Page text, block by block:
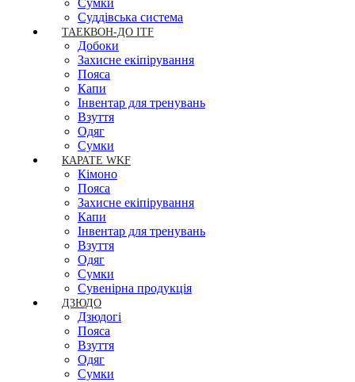
Сумки
Суддівська система
ТАЕКВОН-ДО ITF
Добоки
Захисне екіпірування
Пояса
Капи
Інвентар для тренувань
Взуття
Одяг
Сумки
КАРАТЕ WKF
Кімоно
Пояса
Захисне екіпірування
Капи
Інвентар для тренувань
Взуття
Одяг
Сумки
Сувенірна продукція
ДЗЮДО
Дзюдогі
Пояса
Взуття
Одяг
Сумки